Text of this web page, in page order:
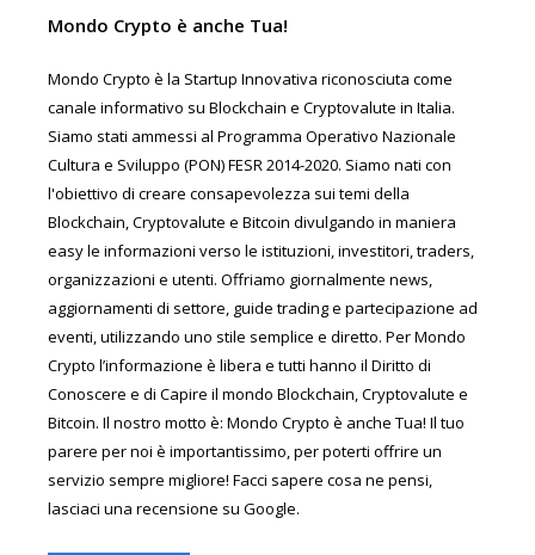
Mondo Crypto è anche Tua!
Mondo Crypto è la Startup Innovativa riconosciuta come
canale informativo su Blockchain e Cryptovalute in Italia.
Siamo stati ammessi al Programma Operativo Nazionale
Cultura e Sviluppo (PON) FESR 2014-2020. Siamo nati con
l'obiettivo di creare consapevolezza sui temi della
Blockchain, Cryptovalute e Bitcoin divulgando in maniera
easy le informazioni verso le istituzioni, investitori, traders,
organizzazioni e utenti. Offriamo giornalmente news,
aggiornamenti di settore, guide trading e partecipazione ad
eventi, utilizzando uno stile semplice e diretto. Per Mondo
Crypto l’informazione è libera e tutti hanno il Diritto di
Conoscere e di Capire il mondo Blockchain, Cryptovalute e
Bitcoin. Il nostro motto è: Mondo Crypto è anche Tua! Il tuo
parere per noi è importantissimo, per poterti offrire un
servizio sempre migliore! Facci sapere cosa ne pensi,
lasciaci una recensione su Google.